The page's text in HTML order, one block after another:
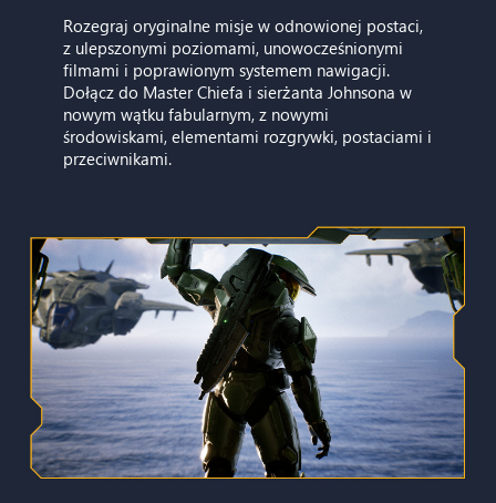
Rozegraj oryginalne misje w odnowionej postaci,
z ulepszonymi poziomami, unowocześnionymi
filmami i poprawionym systemem nawigacji.
Dołącz do Master Chiefa i sierżanta Johnsona w
nowym wątku fabularnym, z nowymi
środowiskami, elementami rozgrywki, postaciami i
przeciwnikami.